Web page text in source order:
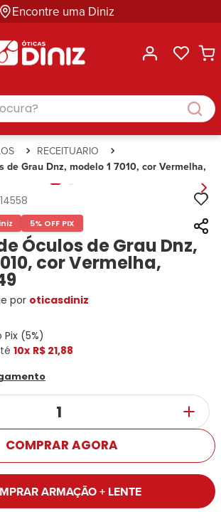
Encontre uma Diniz
RECEITUARIO
de Grau Dnz, modelo 1 7010, cor Vermelha,
14558
5% OFF PIX
Óculos de Grau Dnz,
cor Vermelha,
por oticasdiniz
Pix (5%)
10x R$ 21,88
COMPRAR AGORA
ARMAÇÃO + LENTE